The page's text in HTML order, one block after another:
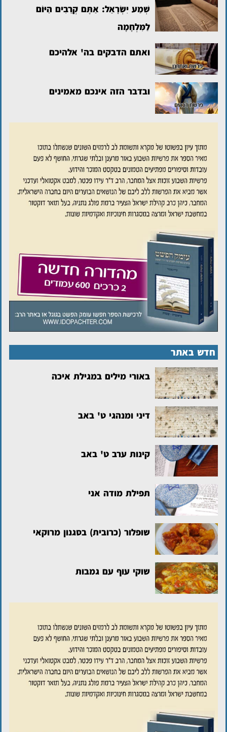
שְׁמַע יִשְׂרָאֵל: אַתֶּם קְרֵבִים הַיּוֹם
לַמִּלְחָמָה
ואתם הדבקים בה' אלהיכם
ובדבר הזה אינכם מאמינים
חדש באתר
באורי מילים במגילת איכה
דיני ומנהגי ט' באב
קינות ערב ט' באב
תפילת מודה אני
שופלור (כרובית) בסגנון מרוקאי
שוקי עוף עם גמבות